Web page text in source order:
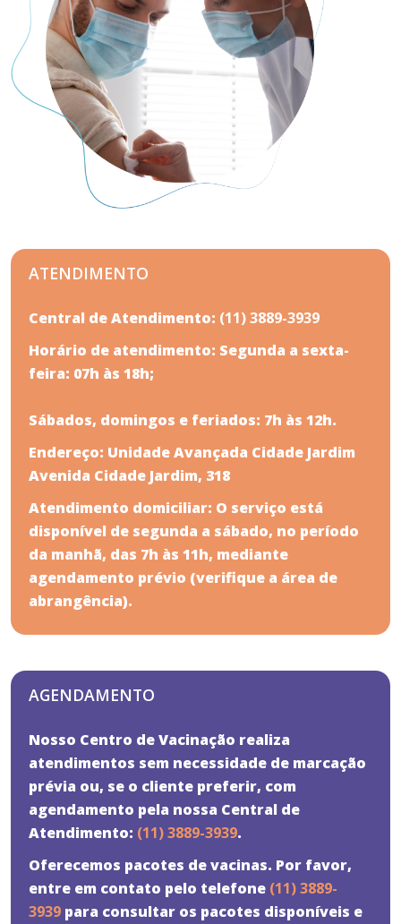
ATENDIMENTO
Central de Atendimento: (11) 3889-3939
Horário de atendimento: Segunda a sexta-
feira: 07h às 18h;
Sábados, domingos e feriados: 7h às 12h.
Endereço: Unidade Avançada Cidade Jardim
Avenida Cidade Jardim, 318
Atendimento domiciliar: O serviço está
disponível de segunda a sábado, no período
da manhã, das 7h às 11h, mediante
agendamento prévio (verifique a área de
abrangência).
AGENDAMENTO
Nosso Centro de Vacinação realiza
atendimentos sem necessidade de marcação
prévia ou, se o cliente preferir, com
agendamento pela nossa Central de
Atendimento: (11) 3889-3939.
Oferecemos pacotes de vacinas. Por favor,
entre em contato pelo telefone (11) 3889-
3939 para consultar os pacotes disponíveis e